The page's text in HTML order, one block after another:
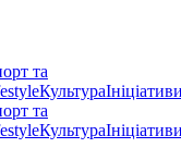
та
Культура
та
Культура